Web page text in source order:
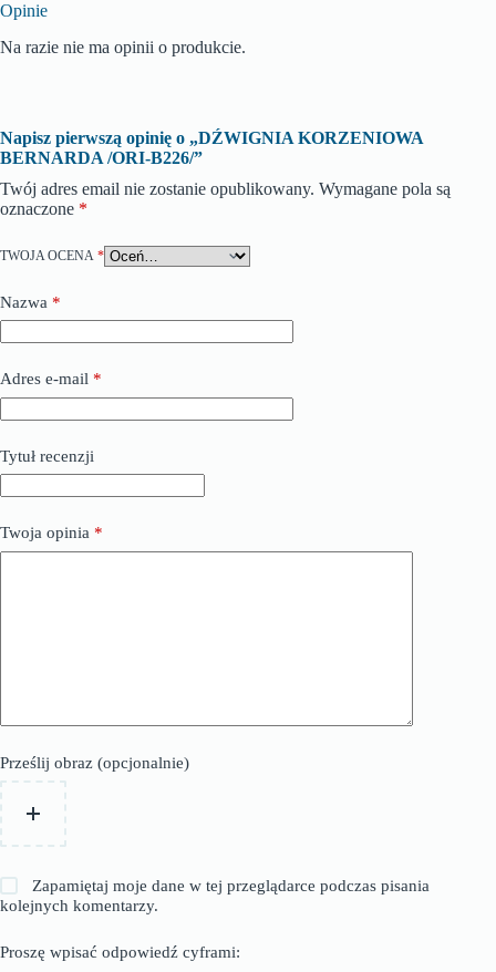
Opinie
Na razie nie ma opinii o produkcie.
Napisz pierwszą opinię o „DŹWIGNIA KORZENIOWA
BERNARDA /ORI-B226/”
Twój adres email nie zostanie opublikowany. Wymagane pola są
oznaczone *
TWOJA OCENA *
Nazwa *
Adres e-mail *
Tytuł recenzji
Twoja opinia *
Prześlij obraz (opcjonalnie)
Zapamiętaj moje dane w tej przeglądarce podczas pisania
kolejnych komentarzy.
Proszę wpisać odpowiedź cyframi: